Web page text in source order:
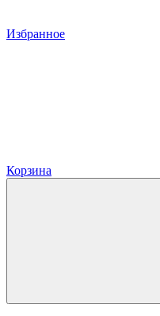
Избранное
Корзина